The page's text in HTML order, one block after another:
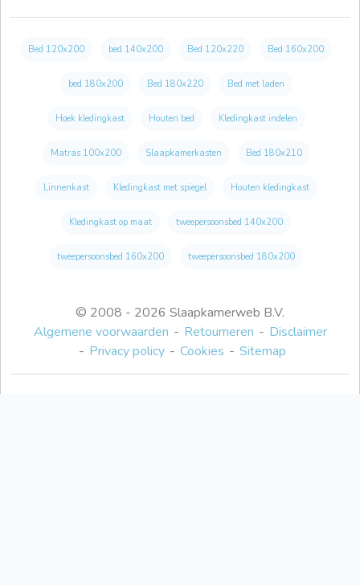
© 2008 - 2026 Slaapkamerweb B.V.
Algemene voorwaarden
Retourneren
Disclaimer
Privacy policy
Cookies Sitemap
Bed 120x200 bed 140x200 Bed 120x220 Bed 160x200
bed 180x200 Bed 180x220 Bed met laden
Hoek kledingkast Houten bed Kledingkast indelen
Matras 100x200 Slaapkamerkasten Bed 180x210
Linnenkast Kledingkast met spiegel Houten kledingkast
Kledingkast op maat tweepersoonsbed 140x200
tweepersoonsbed 160x200 tweepersoonsbed 180x200